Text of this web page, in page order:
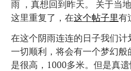
雨 ，真想回到昨天。 关于当
这里重复了，在这个帖子里有
在这个阴雨连连的日子我们计
一切顺利，将会有一个梦幻
是很高，1000多米。但是真